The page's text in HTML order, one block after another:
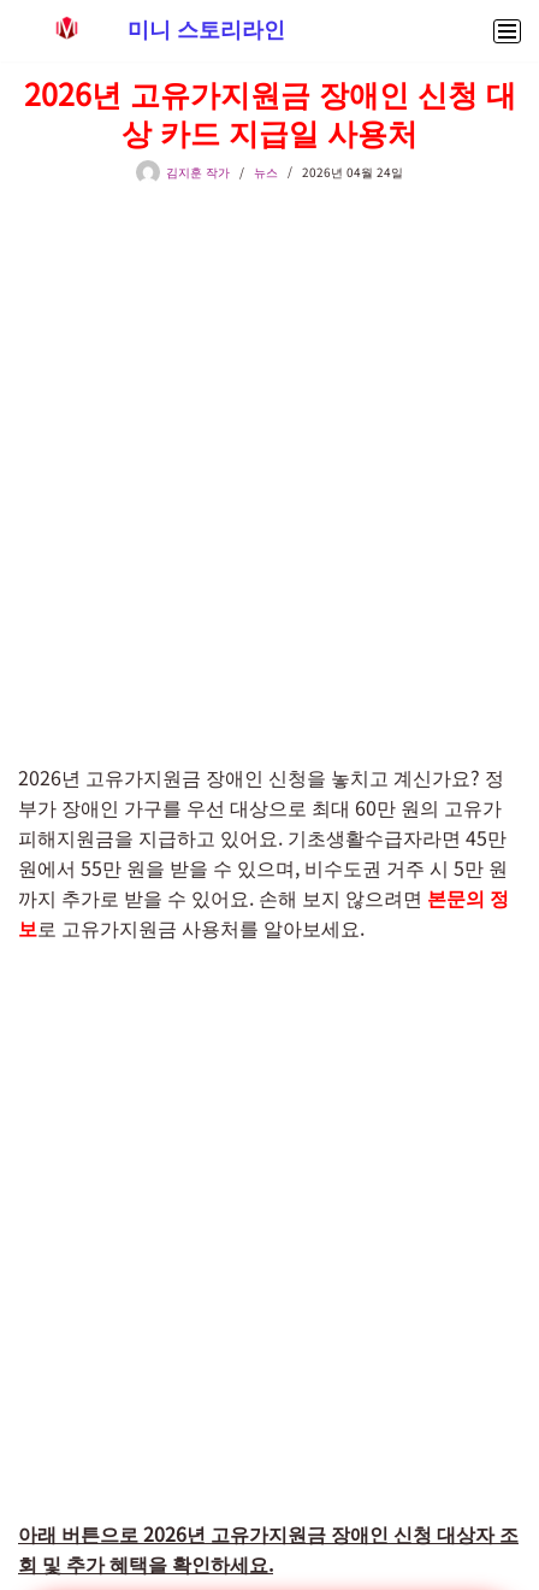
텐
미니 스토리라인
2026년 고유가지원금 장애인 신청 대
상 카드 지급일 사용처
김지훈 작가 뉴스 2026년 04월 24일
2026년 고유가지원금 장애인 신청을 놓치고 계신가요? 정
부가 장애인 가구를 우선 대상으로 최대 60만 원의 고유가
피해지원금을 지급하고 있어요. 기초생활수급자라면 45만
원에서 55만 원을 받을 수 있으며, 비수도권 거주 시 5만 원
까지 추가로 받을 수 있어요. 손해 보지 않으려면 본문의 정
보로 고유가지원금 사용처를 알아보세요.
아래 버튼으로 2026년 고유가지원금 장애인 신청 대상자 조
회 및 추가 혜택을 확인하세요.